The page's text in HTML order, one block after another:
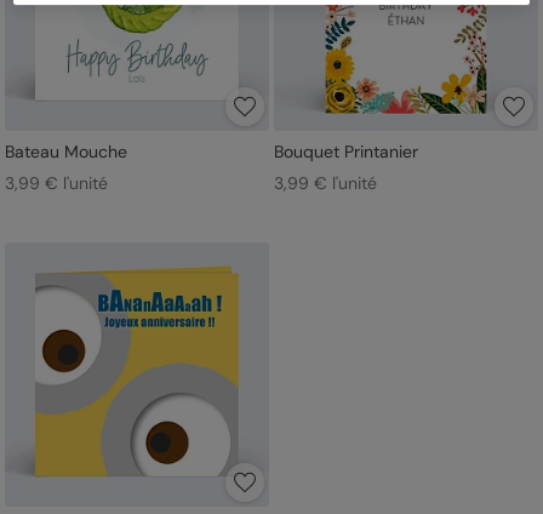
Bateau Mouche
3,99 € l'unité
Bouquet Printanier
3,99 € l'unité